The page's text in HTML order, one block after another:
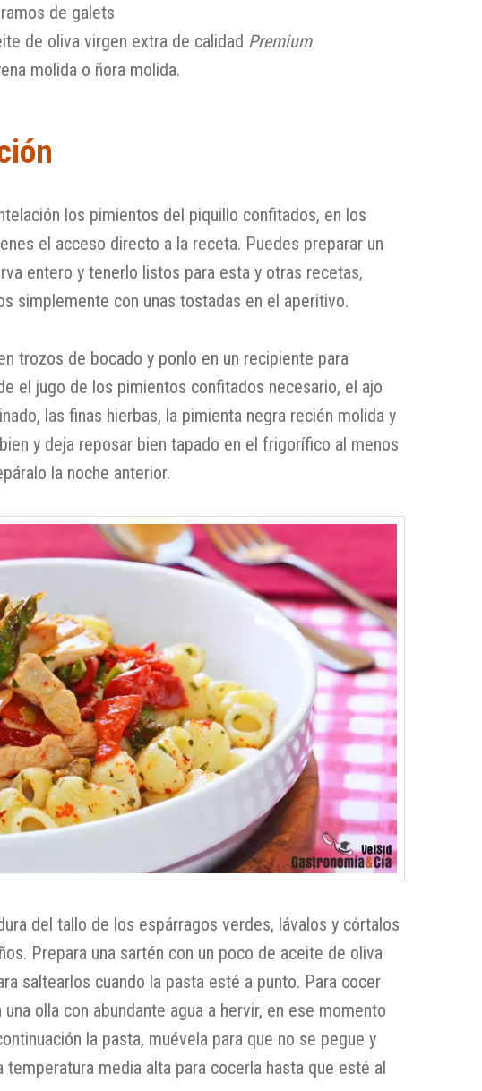
de galets
de oliva virgen extra de calidad Premium
molida o ñora molida.
los pimientos del piquillo confitados, en los
el acceso directo a la receta. Puedes preparar un
entero y tenerlo listos para esta y otras recetas,
simplemente con unas tostadas en el aperitivo.
trozos de bocado y ponlo en un recipiente para
el jugo de los pimientos confitados necesario, el ajo
las finas hierbas, la pimienta negra recién molida y
y deja reposar bien tapado en el frigorífico al menos
la noche anterior.
del tallo de los espárragos verdes, lávalos y córtalos
Prepara una sartén con un poco de aceite de oliva
saltearlos cuando la pasta esté a punto. Para cocer
olla con abundante agua a hervir, en ese momento
la pasta, muévela para que no se pegue y
temperatura media alta para cocerla hasta que esté al